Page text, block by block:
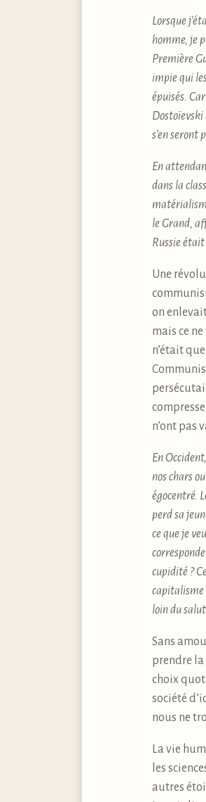
Lorsque
homme, je
Première
impie qui
épuisés.
Dostoïevski
s’en seront
En
dans la
le Grand,
Russie
Une
on
mais ce
n’était
n’ont pas
En
nos chars
égocentré.
perd sa
ce que je
cupidité ?
capitalisme
loin du
Sans
prendre la
choix
société
nous ne
La vie
les
autres